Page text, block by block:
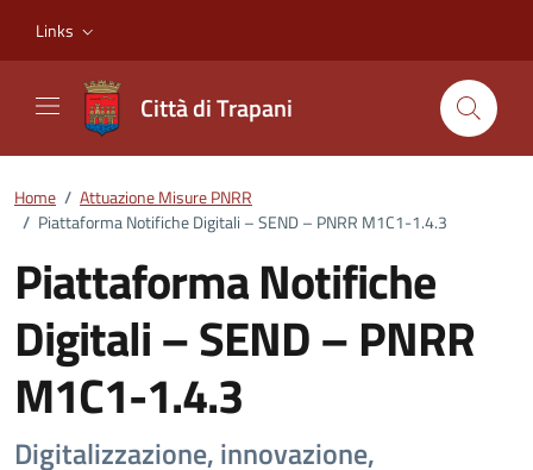
Links
Città di Trapani
Home / Attuazione Misure PNRR
/ Piattaforma Notifiche Digitali – SEND – PNRR M1C1-1.4.3
Piattaforma Notifiche
Digitali – SEND – PNRR
M1C1-1.4.3
Dettagli della notizia
Digitalizzazione, innovazione,